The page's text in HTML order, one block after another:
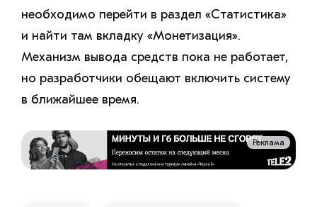
необходимо перейти в раздел «Статистика»
и найти там вкладку «Монетизация».
Механизм вывода средств пока не работает,
но разработчики обещают включить систему
в ближайшее время.
Реклама